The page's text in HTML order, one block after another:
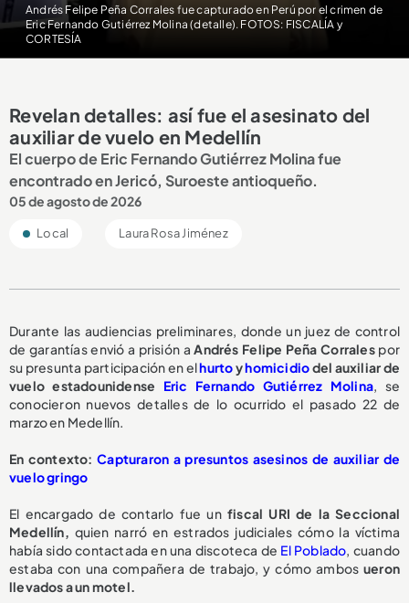
Andrés Felipe Peña Corrales fue capturado en Perú por el crimen de
Eric Fernando Gutiérrez Molina (detalle). FOTOS: FISCALÍA y
CORTESÍA
Revelan detalles: así fue el asesinato del
auxiliar de vuelo en Medellín
El cuerpo de Eric Fernando Gutiérrez Molina fue
encontrado en Jericó, Suroeste antioqueño.
05 de agosto de 2026
Local Laura Rosa Jiménez
Durante las audiencias preliminares, donde un juez de control
de garantías envió a prisión aAndrés Felipe Peña Corralespor
su presunta participación en elhurtoyhomicidiodel auxiliar de
vuelo estadounidense Eric Fernando Gutiérrez Molina, se
conocieron nuevos detalles de lo ocurrido el pasado 22 de
marzo en Medellín.
En contexto: Capturaron a presuntos asesinos de auxiliar de
vuelo gringo
El encargado de contarlo fue unfiscal URI de la Seccional
Medellín, quien narró en estrados judiciales cómo la víctima
había sido contactada en una discoteca de El Poblado, cuando
estaba con una compañera de trabajo, y cómo ambos ueron
llevados a un motel.